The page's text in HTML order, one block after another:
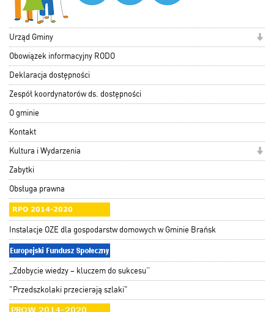
Urząd Gminy
Obowiązek informacyjny RODO
Deklaracja dostępności
Zespół koordynatorów ds. dostępności
O gminie
Kontakt
Kultura i Wydarzenia
Zabytki
Obsługa prawna
Instalacje OZE dla gospodarstw domowych w Gminie Brańsk
,,Zdobycie wiedzy – kluczem do sukcesu’’
"Przedszkolaki przecierają szlaki"